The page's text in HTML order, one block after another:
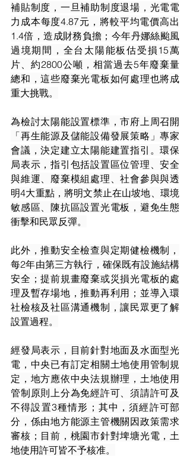
補貼制度，一旦補助制度退場，光電電
力成本每度4.87元，將較平均電價高出
1.4倍，造成財務負擔；今年丹娜絲颱風
過境期間，全台太陽能板估受損15萬
片、約2800公噸，相當過去5年廢棄量
總和，這些廢棄光電板如何處理也將成
重大挑戰。
為檢討太陽能設置標準，市府上周召開
「再生能源及儲能設備發展策略」專家
會議，決定建立太陽能建置指引。環保
局表示，指引包括設置區位管理、安全
與維運、廢棄模組處理、社會參與與透
明4大重點，將明文禁止在山坡地、環境
敏感區、陳抗區設置光電板，避免生態
衝擊和民眾反彈。
此外，推動安全檢查與定期健檢機制，
每2年由第三方執行，確保既有設施結構
安全；提前規畫廢棄或災損光電板的處
理及暫存場地，推動再利用；並導入環
社檢核及社區溝通機制，讓民眾更了解
設置過程。
經發局表示，目前針對地面及水面型光
電，中央已有訂定相關土地使用管制規
定，地方應依中央法規辦理，土地使用
管制原則上分為免經許可、須請許可及
不得設置3種情形；其中，須經許可部
分，係由地方能源主管機關因政策需求
審核；目前，桃園市針對埤塘光電，土
地使用許可皆不予核准。